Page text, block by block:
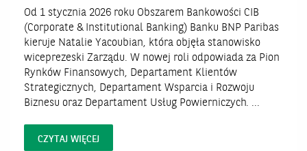
Komunikaty Grupy BNP Paribas
Polecane
ESG-CSR i zrównoważony rozwój
Agro Hub
Od 1 stycznia 2026 roku Obszarem Bankowości CIB
(Corporate & Institutional Banking) Banku BNP Paribas
kieruje Natalie Yacoubian, która objęła stanowisko
wiceprezeski Zarządu. W nowej roli odpowiada za Pion
Rynków Finansowych, Departament Klientów
Strategicznych, Departament Wsparcia i Rozwoju
Biznesu oraz Departament Usług Powierniczych. ...
CZYTAJ WIĘCEJ